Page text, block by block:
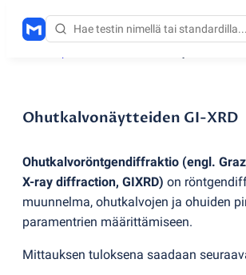
Ohutkalvonäytteiden GI-XRD
Ohutkalvoröntgendiffraktio (engl.
X-ray diffraction, GIXRD) on
muunnelma, ohutkalvojen ja ohuiden
paramentrien määrittämiseen.
Mittauksen tuloksena saadaan